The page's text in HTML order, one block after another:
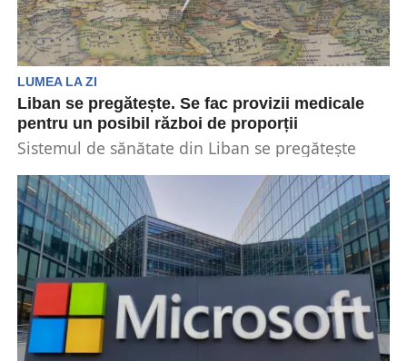
LUMEA LA ZI
Liban se pregătește. Se fac provizii medicale
pentru un posibil război de proporții
Sistemul de sănătate din Liban se pregătește
strâng...